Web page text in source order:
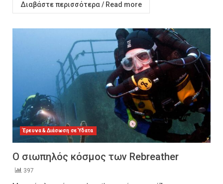
Διαβάστε περισσότερα / Read more
Έρευνα & Διάσωση σε Ύδατα
O σιωπηλός κόσμος των Rebreather
397